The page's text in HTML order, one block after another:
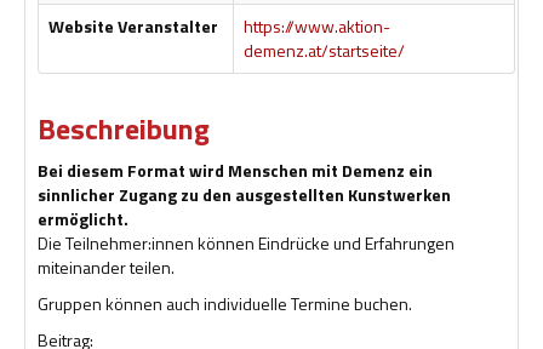
Website Veranstalter
https://www.aktion-
demenz.at/startseite/
Beschreibung
Bei diesem Format wird Menschen mit Demenz ein
sinnlicher Zugang zu den ausgestellten Kunstwerken
ermöglicht.
Die Teilnehmer:innen können Eindrücke und Erfahrungen
miteinander teilen.
Gruppen können auch individuelle Termine buchen.
Beitrag:
Unterstützung, Beratung, Assistenz
Wohnen